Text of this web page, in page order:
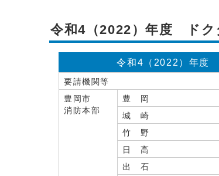
令和4（2022）年度 ドク
令和4（2022）年度
要請機関等
豊岡市
消防本部
豊 岡
城 崎
竹 野
日 高
出 石